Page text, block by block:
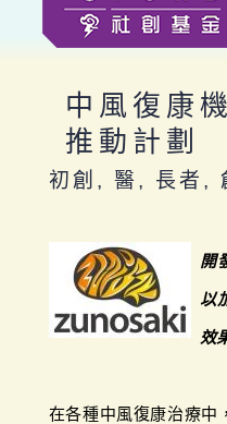
中風復康
推動計劃
初創, 醫, 長者,
開
以
效
在各種中風復康治療中